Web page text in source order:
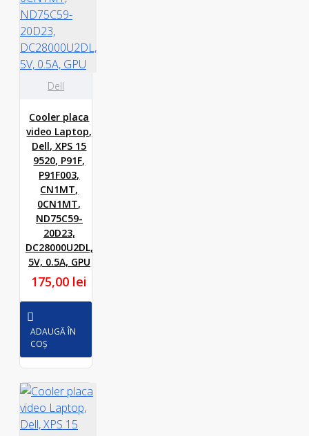
Dell
Cooler placa
video Laptop,
Dell, XPS 15
9520, P91F,
P91F003,
CN1MT,
0CN1MT,
ND75C59-
20D23,
DC28000U2DL,
5V, 0.5A, GPU
175,00 lei
ADAUGĂ ÎN
COȘ